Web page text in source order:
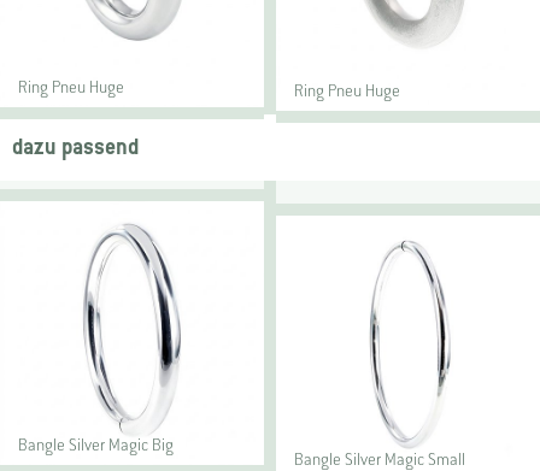
Ring Pneu Huge Ring Pneu Huge
dazu passend
Bangle Silver Magic Big
Bangle Silver Magic Small